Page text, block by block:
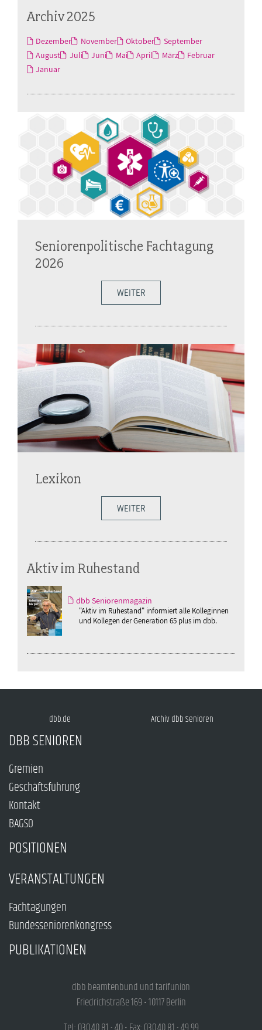
Archiv 2025
Dezember November Oktober
September
August
Juli Juni Mai April März
Februar
Januar
Seniorenpolitische Fachtagung
2026
WEITER
Lexikon
WEITER
Aktiv im Ruhestand
dbb Seniorenmagazin
"Aktiv im Ruhestand" informiert alle Kolleginnen
und Kollegen der Generation 65 plus im dbb.
dbb.de Archiv dbb Senioren
DBB SENIOREN
Gremien
Geschäftsführung
Kontakt
BAGSO
POSITIONEN
VERANSTALTUNGEN
Fachtagungen
Bundesseniorenkongress
PUBLIKATIONEN
dbb beamtenbund und tarifunion
Friedrichstraße 169 • 10117 Berlin